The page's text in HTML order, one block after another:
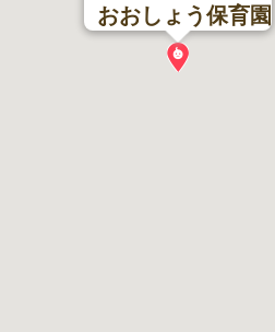
おおしょう保育園